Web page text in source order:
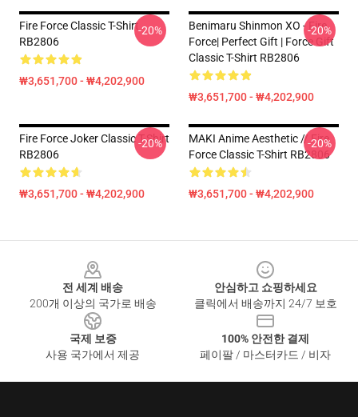
Fire Force Classic T-Shirt
RB2806
₩3,651,700 - ₩4,202,900
-20%
Benimaru Shinmon XO - Fire
Force| Perfect Gift | Force Gift
Classic T-Shirt RB2806
₩3,651,700 - ₩4,202,900
-20%
Fire Force Joker Classic T-Shirt
RB2806
₩3,651,700 - ₩4,202,900
-20%
MAKI Anime Aesthetic // Fire
Force Classic T-Shirt RB2806
₩3,651,700 - ₩4,202,900
-20%
전 세계 배송
200개 이상의 국가로 배송
안심하고 쇼핑하세요
클릭에서 배송까지 24/7 보호
국제 보증
사용 국가에서 제공
100% 안전한 결제
페이팔 / 마스터카드 / 비자